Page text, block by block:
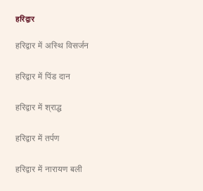
हरिद्वार
हरिद्वार में अस्थि विसर्जन
हरिद्वार में पिंड दान
हरिद्वार में श्राद्ध
हरिद्वार में तर्पण
हरिद्वार में नारायण बली